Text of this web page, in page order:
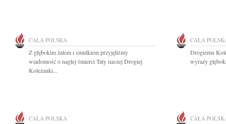
CAŁA POLSKA
Z głębokim żalem i smutkiem przyjęliśmy
wiadomość o nagłej śmierci Taty naszej Drogiej
Koleżanki...
CAŁA
Drogiemu
wyrazy
CAŁA POLSKA CAŁA